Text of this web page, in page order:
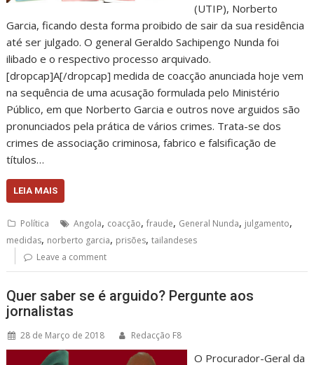
(UTIP), Norberto
Garcia, ficando desta forma proibido de sair da sua residência
até ser julgado. O general Geraldo Sachipengo Nunda foi
ilibado e o respectivo processo arquivado.
[dropcap]A[/dropcap] medida de coacção anunciada hoje vem
na sequência de uma acusação formulada pelo Ministério
Público, em que Norberto Garcia e outros nove arguidos são
pronunciados pela prática de vários crimes. Trata-se dos
crimes de associação criminosa, fabrico e falsificação de
títulos…
LEIA MAIS
Política Angola, coacção,fraude, General Nunda, julgamento,
medidas, norberto garcia, prisões,tailandeses
Leave a comment
Quer saber se é arguido? Pergunte aos
jornalistas
28 de Março de 2018 Redacção F8
O Procurador-Geral da